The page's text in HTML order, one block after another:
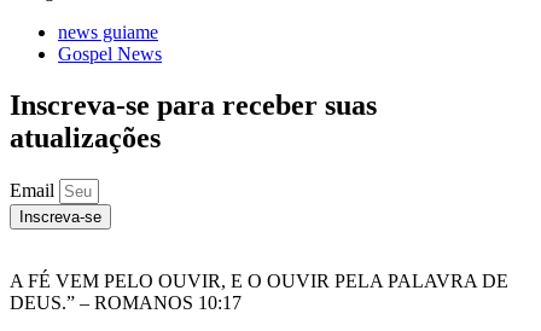
news guiame
Gospel News
Inscreva-se para receber suas
atualizações
Email
Inscreva-se
A FÉ VEM PELO OUVIR, E O OUVIR PELA PALAVRA DE
DEUS.” – ROMANOS 10:17